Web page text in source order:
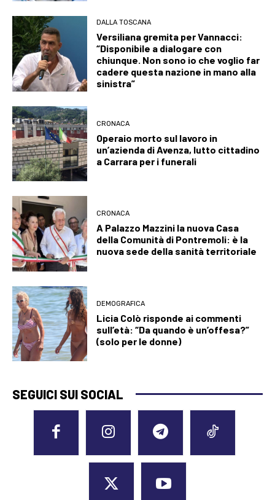
DALLA TOSCANA
Versiliana gremita per Vannacci:
“Disponibile a dialogare con
chiunque. Non sono io che voglio far
cadere questa nazione in mano alla
sinistra”
CRONACA
Operaio morto sul lavoro in
un’azienda di Avenza, lutto cittadino
a Carrara per i funerali
CRONACA
A Palazzo Mazzini la nuova Casa
della Comunità di Pontremoli: è la
nuova sede della sanità territoriale
DEMOGRAFICA
Licia Colò risponde ai commenti
sull’età: “Da quando è un’offesa?”
(solo per le donne)
SEGUICI SUI SOCIAL